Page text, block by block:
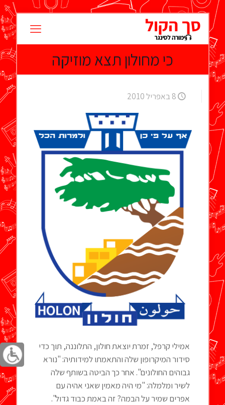
כי מחולון תצא מוזיקה
8 באפריל 2010
אמילי קרפל, זמרת יוצאת חולון, התלוננה, תוך כדי
סידור המיקרופון שלה והתאמתו למידותיה: "נורא
גבוהים החולונים". אחר כך הביטה בשותף שלה
לשיר ומלמלה: "מי היה מאמין שאני אהיה עם
אפרים שמיר על הבמה? זה באמת כבוד גדול".